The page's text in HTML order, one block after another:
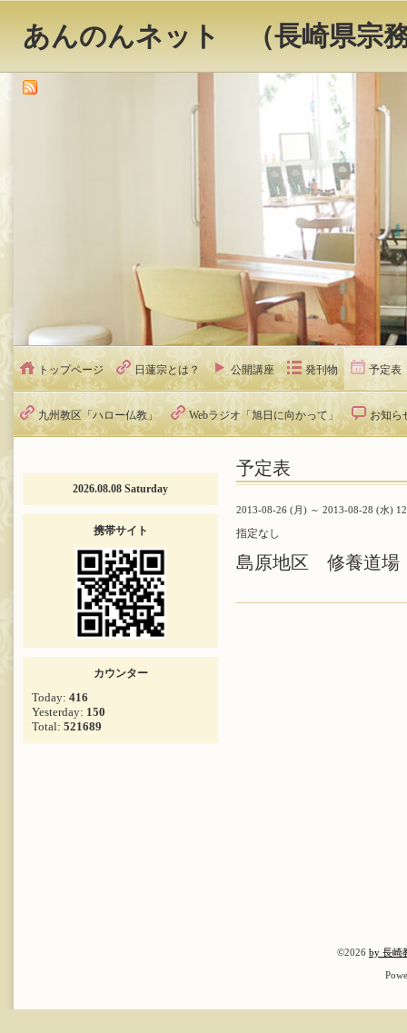
あんのんネット （長崎県宗
トップページ 日蓮宗とは？ 公開講座 発刊物 予定表
九州教区「ハロー仏教」 Webラジオ「旭日に向かって」 お知ら
予定表
2013-08-26 (月) ～ 2013-08-28 (水)
指定なし
島原地区 修養道場
2026.08.08 Saturday
携帯サイト
カウンター
Today: 416
Yesterday: 150
Total: 521689
©2026 by 長崎